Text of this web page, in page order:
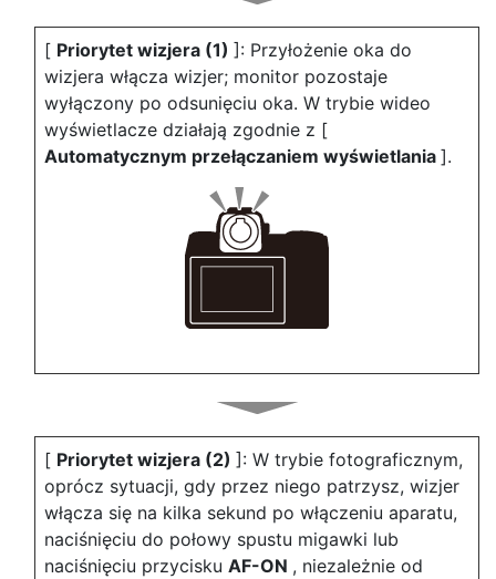
[ Priorytet wizjera (1) ]: Przyłożenie oka do
wizjera włącza wizjer; monitor pozostaje
wyłączony po odsunięciu oka. W trybie wideo
wyświetlacze działają zgodnie z [
Automatycznym przełączaniem wyświetlania ].
[ Priorytet wizjera (2) ]: W trybie fotograficznym,
oprócz sytuacji, gdy przez niego patrzysz, wizjer
włącza się na kilka sekund po włączeniu aparatu,
naciśnięciu do połowy spustu migawki lub
naciśnięciu przycisku AF-ON , niezależnie od